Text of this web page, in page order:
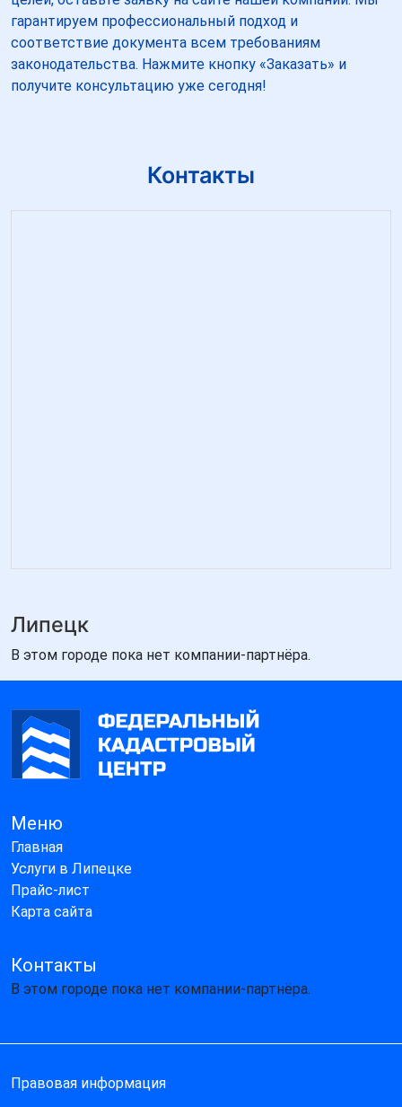
гарантируем профессиональный подход и
соответствие документа всем требованиям
законодательства. Нажмите кнопку «Заказать» и
получите консультацию уже сегодня!
Контакты
Липецк
В этом городе пока нет компании-партнёра.
Меню
Главная
Услуги в Липецке
Прайс-лист
Карта сайта
Контакты
В этом городе пока нет компании-партнёра.
Правовая информация